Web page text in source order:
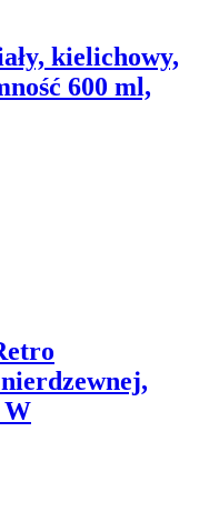
kielichowy,
600 ml,
W